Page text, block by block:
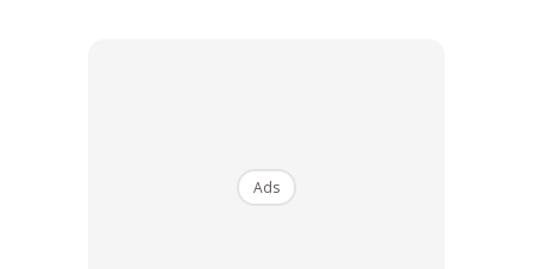
Ads